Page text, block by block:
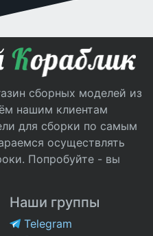
сборных моделей из
нашим клиентам
для сборки по самым
осуществлять
Попробуйте - вы
Наши группы
Telegram